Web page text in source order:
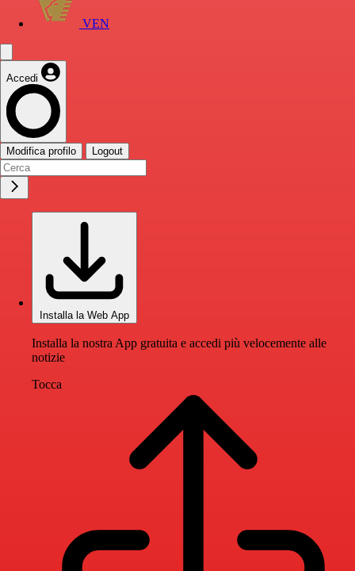
VEN
Accedi
Modifica profilo Logout
Installa la Web App
Installa la nostra App gratuita e accedi più velocemente alle
notizie
Tocca